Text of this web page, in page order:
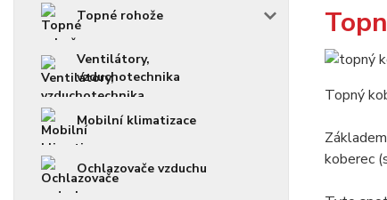
Topné rohože
Ventilátory,
vzduchotechnika
Mobilní klimatizace
Ochlazovače vzduchu
Topný
koberec